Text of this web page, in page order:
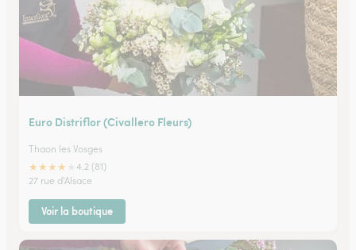
Euro Distriflor (Civallero Fleurs)
Thaon les Vosges
★★★★
4.2 (81)
27 rue d'Alsace
Voir la boutique